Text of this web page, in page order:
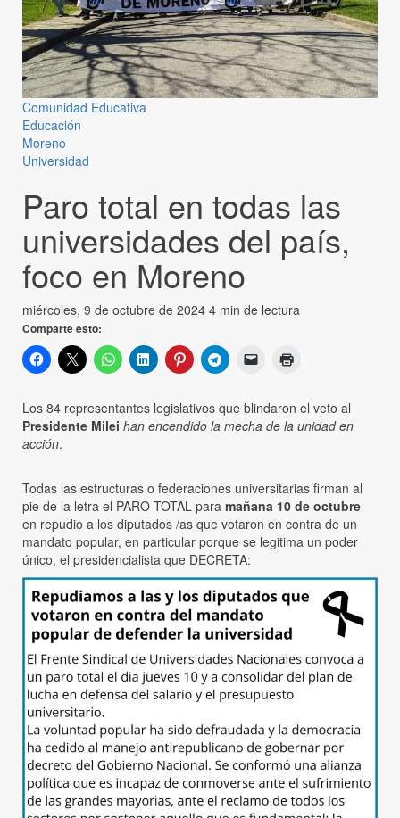
Comunidad Educativa
Educación
Moreno
Universidad
Paro total en todas las
universidades del país,
foco en Moreno
miércoles, 9 de octubre de 2024 4 min de lectura
Comparte esto:
Los 84 representantes legislativos que blindaron el veto al
Presidente Milei han encendido la mecha de la unidad en
acción.
Todas las estructuras o federaciones universitarias firman al
pie de la letra el PARO TOTAL para mañana 10 de octubre
en repudio a los diputados /as que votaron en contra de un
mandato popular, en particular porque se legitima un poder
único, el presidencialista que DECRETA: